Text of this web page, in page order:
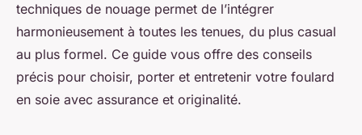
techniques de nouage permet de l’intégrer
harmonieusement à toutes les tenues, du plus casual
au plus formel. Ce guide vous offre des conseils
précis pour choisir, porter et entretenir votre foulard
en soie avec assurance et originalité.